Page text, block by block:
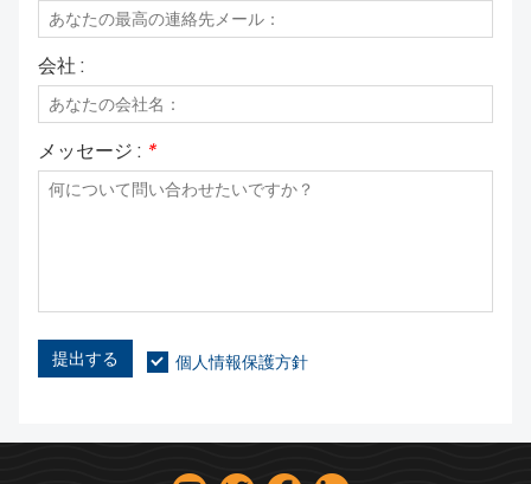
会社 :
メッセージ : *
提出する 個人情報保護方針